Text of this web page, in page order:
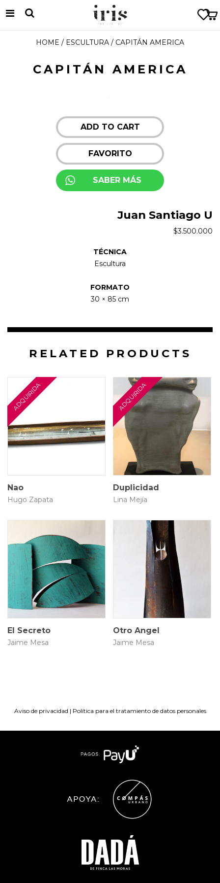
HOME / ESCULTURA / CAPITÁN AMERICA
CAPITÁN AMERICA
ADD TO CART
FAVORITO
SABER MÁS
Juan Santiago U
$3.500.000
TÉCNICA
Escultura
FORMATO
30 × 85 cm
RELATED PRODUCTS
8 × 8 × 68 cm
Nao
Hugo Zapata
25 × 30 cm
Duplicidad
Lina Mejía
65 × 40 × 20 cm
$8.000.000
El Secreto
Jaime Mesa
115 × 33 × 26 cm
$9.000.000
Otro Angel
Jaime Mesa
Aviso de privacidad | Política para el tratamiento de datos personales